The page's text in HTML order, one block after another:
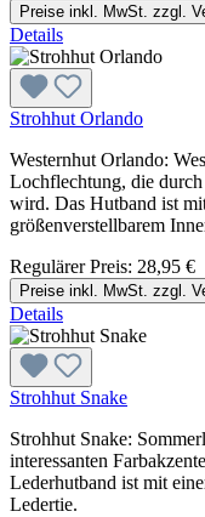
Preise inkl. MwSt. zzgl.
Details
Strohhut Orlando
Westernhut Orlando:
Lochflechtung, die durch
wird. Das Hutband ist
größenverstellbarem
Regulärer Preis: 28,95 €
Preise inkl. MwSt. zzgl.
Details
Strohhut Snake
Strohhut Snake:
interessanten
Lederhutband ist mit
Ledertie.